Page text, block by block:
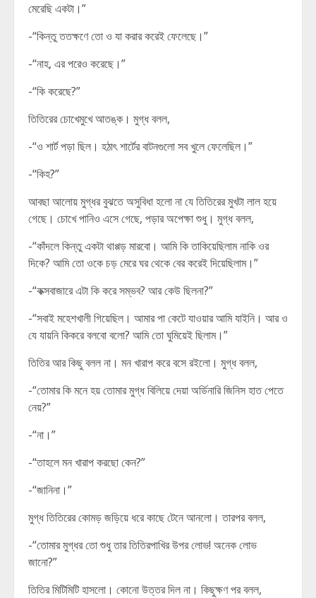
মেরেছি একটা।”
-“কিন্তু ততক্ষণে তো ও যা করার করেই ফেলেছে।”
-“নাহ, এর পরেও করেছে।”
-“কি করেছে?”
তিতিরের চোখেমুখে আতঙ্ক। মুগ্ধ বলল,
-“ও শার্ট পড়া ছিল। হঠাৎ শার্টের বাটনগুলো সব খুলে ফেলেছিল।”
-“কিহ?”
আবছা আলোয় মুগ্ধর বুঝতে অসুবিধা হলো না যে তিতিরের মুখটা লাল হয়ে
গেছে। চোখে পানিও এসে গেছে, পড়ার অপেক্ষা শুধু। মুগ্ধ বলল,
-“কাঁদলে কিন্তু একটা থাপ্পড় মারবো। আমি কি তাকিয়েছিলাম নাকি ওর
দিকে? আমি তো ওকে চড় মেরে ঘর থেকে বের করেই দিয়েছিলাম।”
-“কক্সবাজারে এটা কি করে সম্ভব? আর কেউ ছিলনা?”
-“সবাই মহেশখালী গিয়েছিল। আমার পা কেটে যাওয়ার আমি যাইনি। আর ও
যে যায়নি কিকরে বলবো বলো? আমি তো ঘুমিয়েই ছিলাম।”
তিতির আর কিছু বলল না। মন খারাপ করে বসে রইলো। মুগ্ধ বলল,
-“তোমার কি মনে হয় তোমার মুগ্ধ বিলিয়ে দেয়া অর্ডিনারি জিনিস হাত পেতে
নেয়?”
-“না।”
-“তাহলে মন খারাপ করছো কেন?”
-“জানিনা।”
মুগ্ধ তিতিরের কোমড় জড়িয়ে ধরে কাছে টেনে আনলো। তারপর বলল,
-“তোমার মুগ্ধর তো শুধু তার তিতিরপাখির উপর লোভ! অনেক লোভ
জানো?”
তিতির মিটিমিটি হাসলো। কোনো উত্তর দিল না। কিছুক্ষণ পর বলল,